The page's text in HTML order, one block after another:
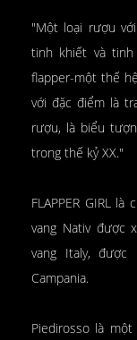
"Một loại rượu
tinh khiết và
flapper-một thế
với đặc điểm là
rượu, là biểu
trong thế kỷ XX."
FLAPPER GIRL
vang Nativ được
vang Italy,
Campania.
Piedirosso là